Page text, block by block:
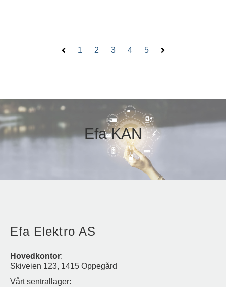
Forrige
1 2 3 4 5
Neste
Efa KAN
Efa Elektro AS
Hovedkontor:
Skiveien 123, 1415 Oppegård
Vårt sentrallager: